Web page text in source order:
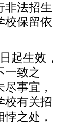
非法招生
校保留依
起生效，
一致之
事宜，
校有关招
之处，